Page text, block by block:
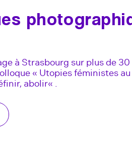
à Strasbourg sur plus de
« Utopies féministes au
abolir« .